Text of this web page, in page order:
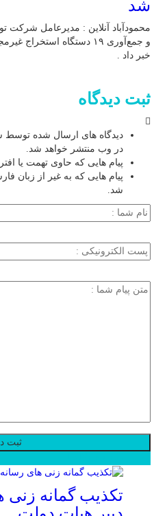
شد
محمودآباد آنلاین : مدیرعامل شرکت
و جمع‌آوری ۱۹ دستگاه
خبر داد .
ثبت دیدگاه
دیدگاه های ارسال شده توسط
در وب منتشر خواهد شد.
پیام هایی که حاوی تهمت یا
پیام هایی که به غیر از زبان
شد.
تکذیب گمانه